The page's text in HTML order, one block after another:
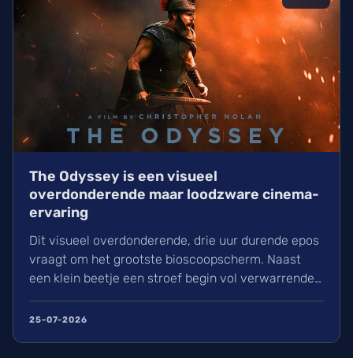
The Odyssey is een visueel
overdonderende maar loodzware cinema-
ervaring
Dit visueel overdonderende, drie uur durende epos
vraagt om het grootste bioscoopscherm. Naast
een klein beetje een stroef begin vol verwarrende
flashbacks en wisselend acteerwerk, evolueert de
film in een indrukwekkend epos vol praktische
25-07-2026